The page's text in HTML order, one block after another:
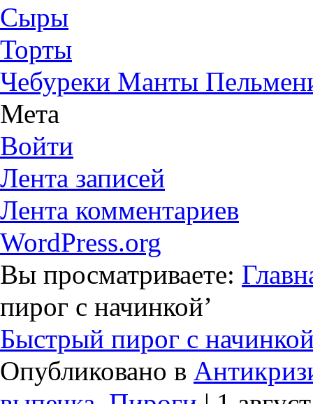
Сыры
Торты
Чебуреки Манты
Мета
Войти
Лента записей
Лента комментариев
WordPress.org
Вы просматриваете:
пирог с начинкой’
Быстрый пирог с
Опубликовано в